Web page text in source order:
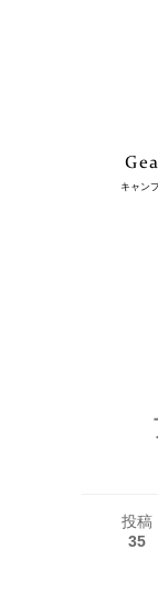
キャン
投稿
35